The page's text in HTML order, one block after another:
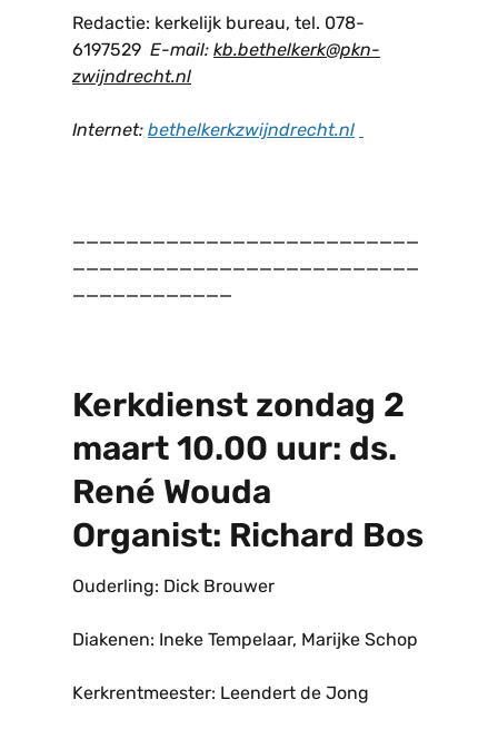
Redactie: kerkelijk bureau, tel. 078-
6197529 E-mail: kb.bethelkerk@pkn-
zwijndrecht.nl
Internet: bethelkerkzwijndrecht.nl
__________________________
__________________________
____________
Kerkdienst zondag 2
maart 10.00 uur: ds.
René Wouda
Organist: Richard Bos
Ouderling: Dick Brouwer
Diakenen: Ineke Tempelaar, Marijke Schop
Kerkrentmeester: Leendert de Jong